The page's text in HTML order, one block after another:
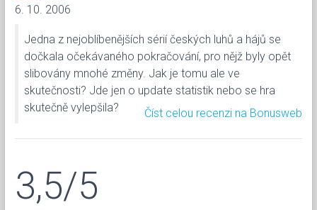
6. 10. 2006
Jedna z nejoblíbenějších sérií českých luhů a hájů se
dočkala očekávaného pokračování, pro nějž byly opět
slibovány mnohé změny. Jak je tomu ale ve
skutečnosti? Jde jen o update statistik nebo se hra
skutečně vylepšila?
Číst celou recenzi na Bonusweb
3,5/5